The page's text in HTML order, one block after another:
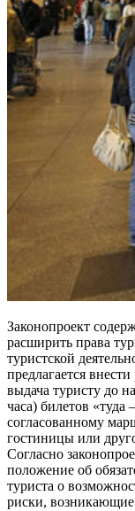
Законопроект
расширить права
туристской
предлагается
выдача туристу до
часа) билетов
согласованному
гостиницы или
Согласно
положение об
туриста о
риски, возникающие